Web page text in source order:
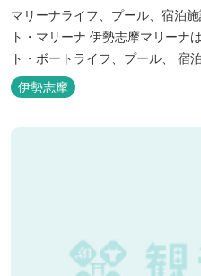
マリーナライフ、プール、宿泊
ト・マリーナ 伊勢志摩マリーナ
ト・ボートライフ、プール、 宿
ト・マリーナの管理・運営を行っ
伊勢志摩